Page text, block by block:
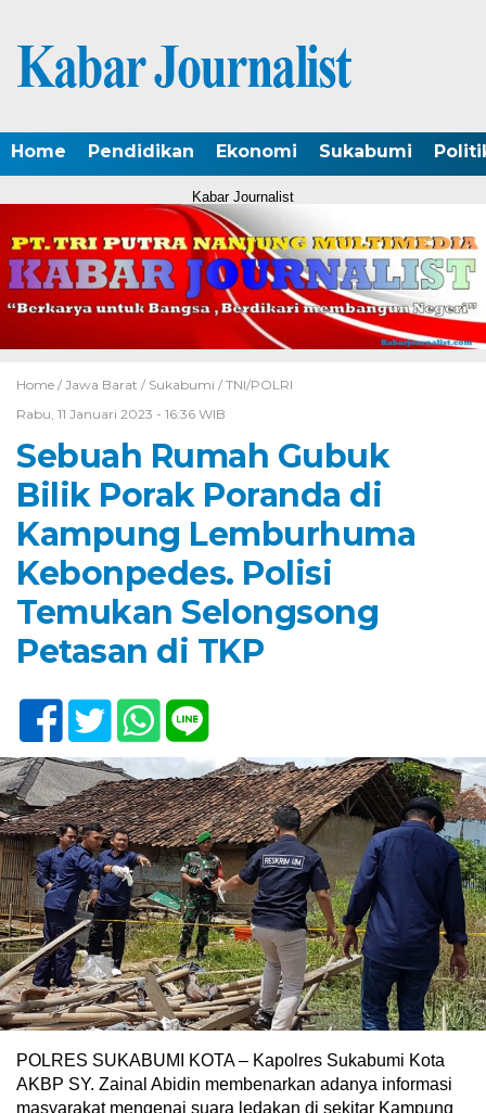
Home Pendidikan Ekonomi Sukabumi
Kabar Journalist
Home / Jawa Barat / Sukabumi / TNI/POLRI
Rabu, 11 Januari 2023 - 16:36 WIB
Sebuah Rumah Gubuk
Bilik Porak Poranda di
Kampung Lemburhuma
Kebonpedes. Polisi
Temukan Selongsong
Petasan di TKP
POLRES SUKABUMI KOTA – Kapolres Sukabumi Kota
AKBP SY. Zainal Abidin membenarkan adanya informasi
masyarakat mengenai suara ledakan di sekitar Kampung